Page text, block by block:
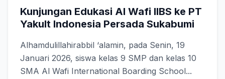
Kunjungan Edukasi Al Wafi IIBS ke PT
Yakult Indonesia Persada Sukabumi
Alhamdulillahirabbil ‘alamin, pada Senin, 19
Januari 2026, siswa kelas 9 SMP dan kelas 10
SMA Al Wafi International Boarding School...